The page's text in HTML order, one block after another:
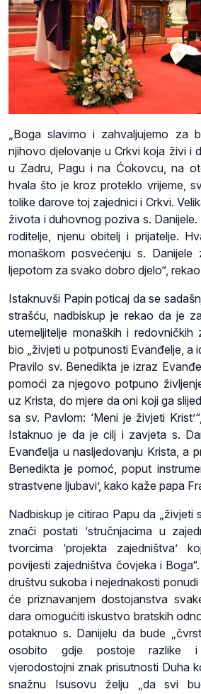
„Boga slavimo i zahvaljujemo za
njihovo djelovanje u Crkvi koja živi i
u Zadru, Pagu i na Ćokovcu, na
hvala što je kroz proteklo vrijeme,
tolike darove toj zajednici i Crkvi.
života i duhovnog poziva s.
roditelje, njenu obitelj i prijatelje.
monaškom posvećenju s. Danijele
ljepotom za svako dobro djelo“,
Istaknuvši Papin poticaj da se
strašću, nadbiskup je rekao da je
utemeljitelje monaških i redovničkih
bio „živjeti u potpunosti Evanđelje, a
Pravilo sv. Benedikta je izraz
pomoći za njegovo potpuno
uz Krista, do mjere da oni koji ga
sa sv. Pavlom: ‘Meni je živjeti
Istaknuo je da je cilj i zavjeta s.
Evanđelja u nasljedovanju Krista, a
Benedikta je pomoć, poput
strastvene ljubavi’, kako kaže papa
Nadbiskup je citirao Papu da „živjeti
znači postati ‘stručnjacima u
tvorcima ‘projekta zajedništva’
povijesti zajedništva čovjeka i
društvu sukoba i nejednakosti
će priznavanjem dostojanstva
dara omogućiti iskustvo bratskih
potaknuo s. Danijelu da bude
osobito gdje postoje razlike i
vjerodostojni znak prisutnosti Duha
snažnu Isusovu želju „da svi